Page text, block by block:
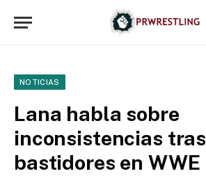
NOTICIAS
Lana habla sobre
inconsistencias tras
bastidores en WWE